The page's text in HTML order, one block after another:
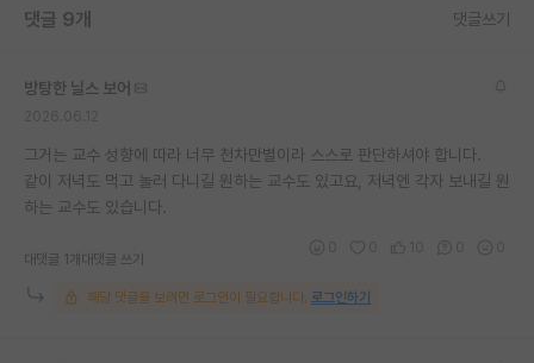
재팬라운지 🌸
댓글 9개 댓글쓰기
방탕한 닐스 보어
그거는 교수 성향에 따라 너무 천차만별이라 스스로 판단하셔야 합니다.
같이 저녁도 먹고 놀러 다니길 원하는 교수도 있고요, 저녁엔 각자 보내길 원
하는 교수도 있습니다.
대댓글 1개 대댓글 쓰기
해당 댓글을 보려면 로그인이 필요합니다. 로그인하기